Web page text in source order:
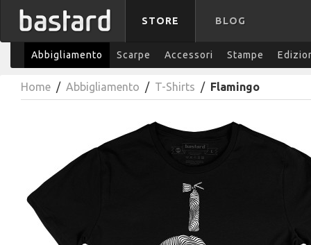
STORE BLOG
Abbigliamento Scarpe Accessori Stampe
Home / Abbigliamento / T-Shirts / Flamingo